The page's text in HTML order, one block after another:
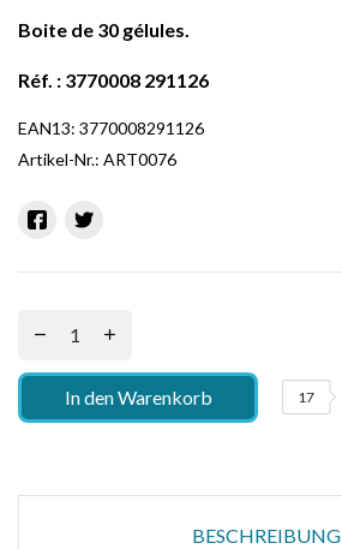
Boite de 30 gélules.
Réf. : 3770008 291126
EAN13: 3770008291126
Artikel-Nr.: ART0076
In den Warenkorb 17
BESCHREIBUNG